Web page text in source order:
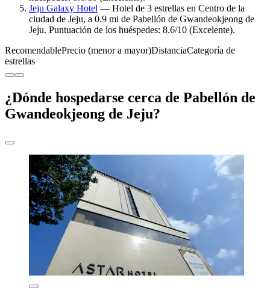
Jeju Galaxy Hotel — Hotel de 3 estrellas en Centro de la
ciudad de Jeju, a 0.9 mi de Pabellón de Gwandeokjeong de
Jeju. Puntuación de los huéspedes: 8.6/10 (Excelente).
RecomendablePrecio (menor a mayor)DistanciaCategoría de
estrellas
¿Dónde hospedarse cerca de Pabellón de
Gwandeokjeong de Jeju?